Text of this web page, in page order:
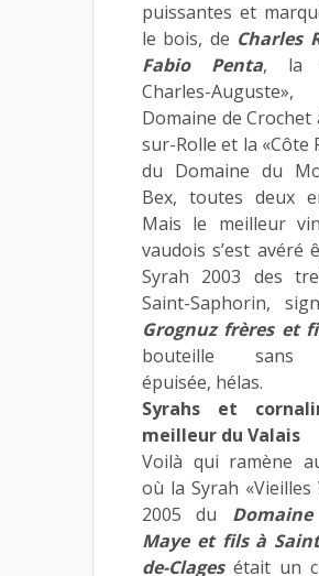
puissantes et
le bois, de Charles
Fabio Penta, la
Charles-
Domaine de Crochet
sur-Rolle et la «Côte
du Domaine du
Bex, toutes deux
Mais le meilleur
vaudois s’est avéré
Syrah 2003 des
Saint-Saphorin,
Grognuz frères et
bouteille sans
épuisée, hélas.
Syrahs et
meilleur du Valais
Voilà qui ramène
où la Syrah «Vieilles
2005 du
Maye et fils à
de-Clagesétait un